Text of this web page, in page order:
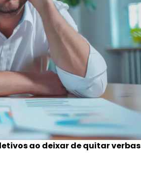
ao deixar de quitar verbas